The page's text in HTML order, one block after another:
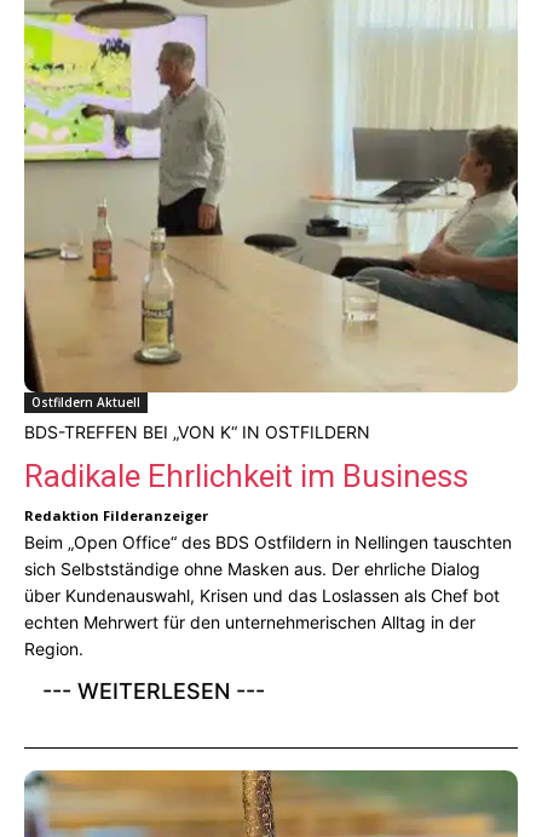
Ostfildern Aktuell
BDS-TREFFEN BEI „VON K“ IN OSTFILDERN
Radikale Ehrlichkeit im Business
Redaktion Filderanzeiger
Beim „Open Office“ des BDS Ostfildern in Nellingen tauschten
sich Selbstständige ohne Masken aus. Der ehrliche Dialog
über Kundenauswahl, Krisen und das Loslassen als Chef bot
echten Mehrwert für den unternehmerischen Alltag in der
Region.
--- WEITERLESEN ---